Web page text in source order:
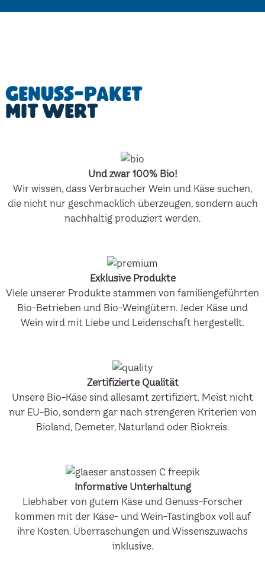
Genuss-Paket
mit Wert
Und zwar 100% Bio!
Wir wissen, dass Verbraucher Wein und Käse suchen,
die nicht nur geschmacklich überzeugen, sondern auch
nachhaltig produziert werden.
Exklusive Produkte
Viele unserer Produkte stammen von familiengeführten
Bio-Betrieben und Bio-Weingütern. Jeder Käse und
Wein wird mit Liebe und Leidenschaft hergestellt.
Zertifizierte Qualität
Unsere Bio-Käse sind allesamt zertifiziert. Meist nicht
nur EU-Bio, sondern gar nach strengeren Kriterien von
Bioland, Demeter, Naturland oder Biokreis.
Informative Unterhaltung
Liebhaber von gutem Käse und Genuss-Forscher
kommen mit der Käse- und Wein-Tastingbox voll auf
ihre Kosten. Überraschungen und Wissenszuwachs
inklusive.